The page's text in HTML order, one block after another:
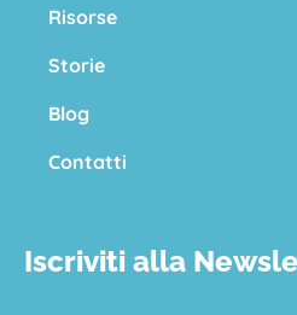
Risorse
Storie
Blog
Contatti
Iscriviti alla